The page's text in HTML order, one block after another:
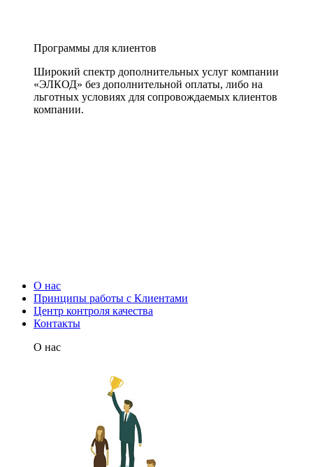
Программы для клиентов
Широкий спектр дополнительных услуг компании
«ЭЛКОД» без дополнительной оплаты, либо на
льготных условиях для сопровождаемых клиентов
компании.
О нас
Принципы работы с Клиентами
Центр контроля качества
Контакты
О нас